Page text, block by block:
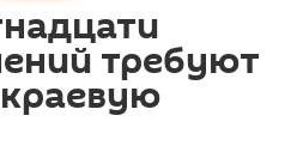
требуют